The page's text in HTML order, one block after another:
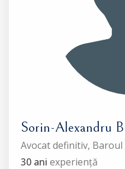
Sorin-Alexandru
Avocat definitiv, Baroul
30 ani experiență